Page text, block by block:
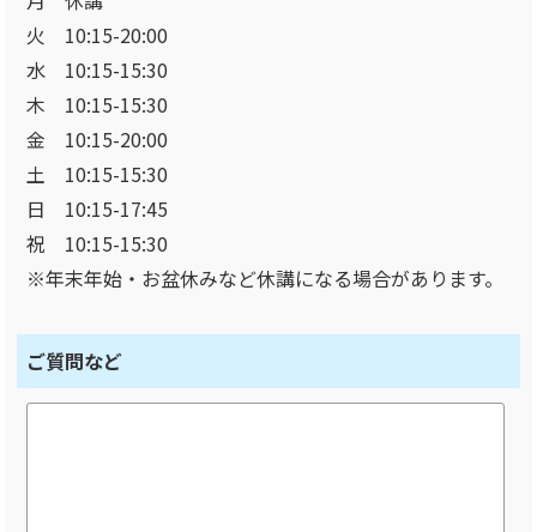
火 10:15-20:00
水 10:15-15:30
木 10:15-15:30
金 10:15-20:00
土 10:15-15:30
日 10:15-17:45
祝 10:15-15:30
※年末年始・お盆休みなど休講になる場合があります。
ご質問など